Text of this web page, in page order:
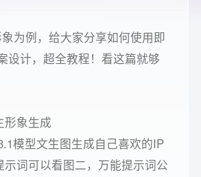
为例，给大家分享如何使用即
设计，超全教程！看这篇就够
形象生成
模型文生图生成自己喜欢的IP
词可以看图二，万能提示词公